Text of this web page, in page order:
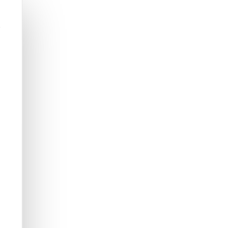
Masquer le bandeau des